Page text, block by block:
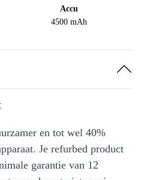
Accu
4500 mAh
en tot wel 40%
Je refurbed product
garantie van 12